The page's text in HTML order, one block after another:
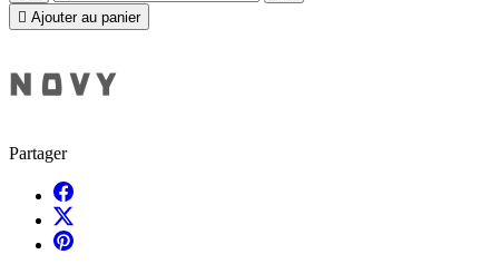
 Ajouter au panier
Partager